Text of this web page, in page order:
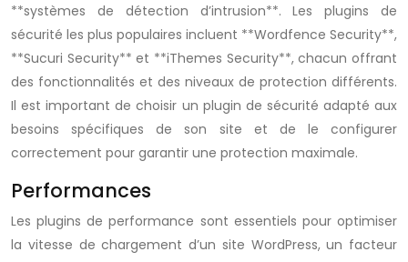
**systèmes de détection d’intrusion**. Les plugins de
sécurité les plus populaires incluent **Wordfence Security**,
**Sucuri Security** et **iThemes Security**, chacun offrant
des fonctionnalités et des niveaux de protection différents.
Il est important de choisir un plugin de sécurité adapté aux
besoins spécifiques de son site et de le configurer
correctement pour garantir une protection maximale.
Performances
Les plugins de performance sont essentiels pour optimiser
la vitesse de chargement d’un site WordPress, un facteur